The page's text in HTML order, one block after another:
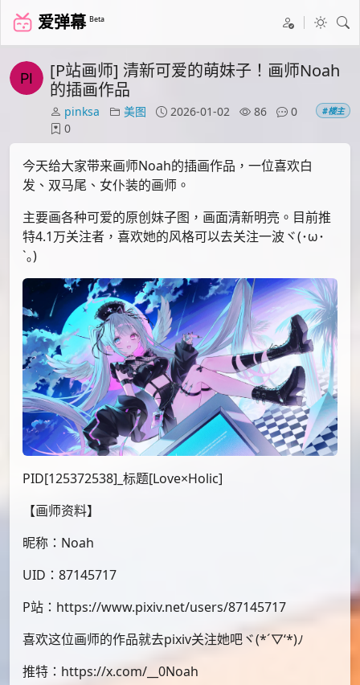
爱弹幕 Beta
[P站画师] 清新可爱的萌妹子！画师Noah
的插画作品
pinksa 美图 2026-01-02 86
0
0
#楼主
今天给大家带来画师Noah的插画作品，一位喜欢白
发、双马尾、女仆装的画师。
主要画各种可爱的原创妹子图，画面清新明亮。目前推
特4.1万关注者，喜欢她的风格可以去关注一波ヾ(･ω･
`｡)
PID[125372538]_标题[Love×Holic]
【画师资料】
昵称：Noah
UID：87145717
P站：https://www.pixiv.net/users/87145717
喜欢这位画师的作品就去pixiv关注她吧ヾ(*´▽‘*)ﾉ
推特：https://x.com/__0Noah